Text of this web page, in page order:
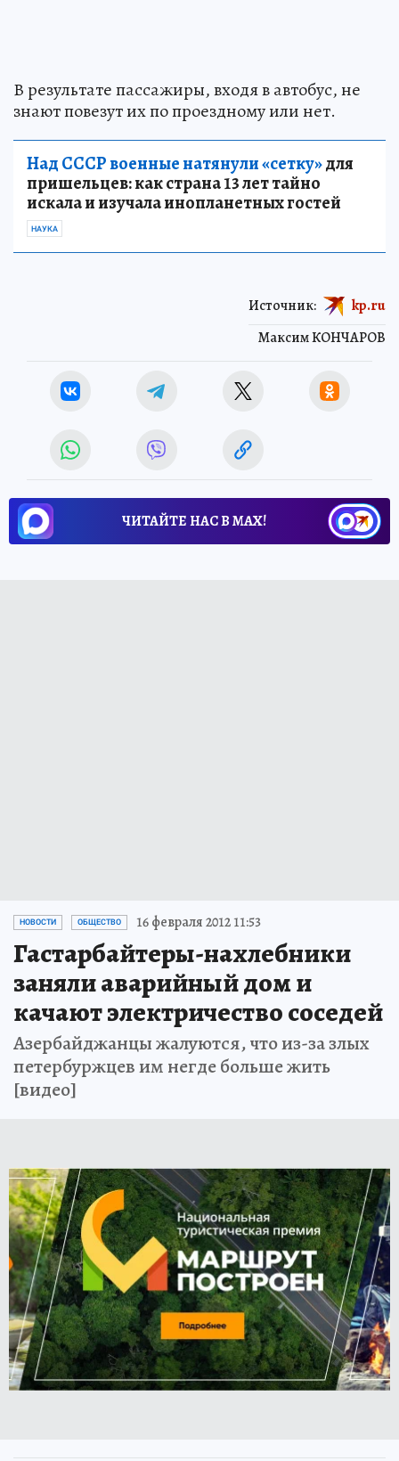
В результате пассажиры, входя в автобус, не
знают повезут их по проездному или нет.
Над СССР военные натянули «сетку»для
пришельцев: как страна 13 лет тайно
искала и изучала инопланетных гостей
НАУКА
Максим КОНЧАРОВ
Источник: kp.ru
ЧИТАЙТЕ НАС В МАХ!
НОВОСТИ ОБЩЕСТВО 16 февраля 2012 11:53
Гастарбайтеры-нахлебники
заняли аварийный дом и
качают электричество соседей
Азербайджанцы жалуются, что из-за злых
петербуржцев им негде больше жить
[видео]